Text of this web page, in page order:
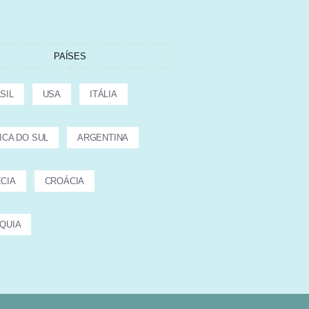
PAÍSES
USA ITÁLIA
DO SUL ARGENTINA
CROÁCIA